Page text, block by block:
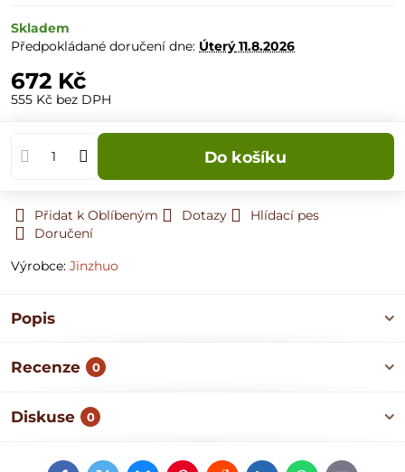
Skladem
Předpokládané doručení dne: Úterý11.8.2026
672 Kč
555 Kč bez DPH
Do košíku
Přidat k Oblíbeným Dotazy
Hlídací pes
Doručení
Výrobce: Jinzhuo
Popis
Recenze 0
Diskuse 0